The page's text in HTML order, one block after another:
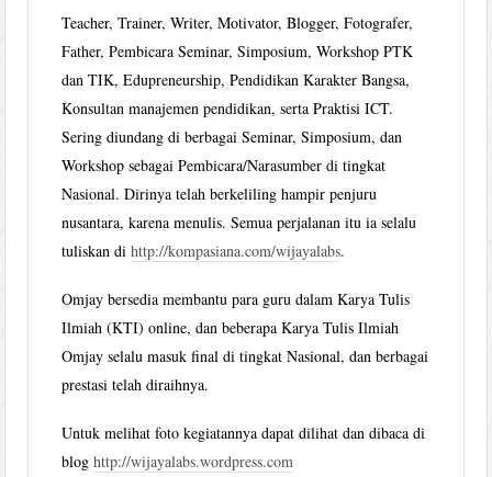
Teacher, Trainer, Writer, Motivator, Blogger, Fotografer,
Father, Pembicara Seminar, Simposium, Workshop PTK
dan TIK, Edupreneurship, Pendidikan Karakter Bangsa,
Konsultan manajemen pendidikan, serta Praktisi ICT.
Sering diundang di berbagai Seminar, Simposium, dan
Workshop sebagai Pembicara/Narasumber di tingkat
Nasional. Dirinya telah berkeliling hampir penjuru
nusantara, karena menulis. Semua perjalanan itu ia selalu
tuliskan dihttp://kompasiana.com/wijayalabs.
Omjay bersedia membantu para guru dalam Karya Tulis
Ilmiah (KTI) online, dan beberapa Karya Tulis Ilmiah
Omjay selalu masuk final di tingkat Nasional, dan berbagai
prestasi telah diraihnya.
Untuk melihat foto kegiatannya dapat dilihat dan dibaca di
bloghttp://wijayalabs.wordpress.com